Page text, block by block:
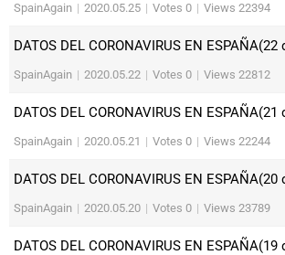
SpainAgain | 2020.05.25 | Votes 0 | Views 22394
DATOS DEL CORONAVIRUS EN ESPAÑA(22
SpainAgain | 2020.05.22 | Votes 0 | Views 22812
DATOS DEL CORONAVIRUS EN ESPAÑA(21
SpainAgain | 2020.05.21 | Votes 0 | Views 22244
DATOS DEL CORONAVIRUS EN ESPAÑA(20
SpainAgain | 2020.05.20 | Votes 0 | Views 23789
DATOS DEL CORONAVIRUS EN ESPAÑA(19